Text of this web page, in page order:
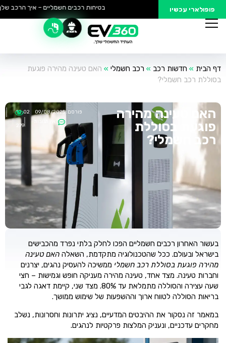
פופולארי עכשיו בטיחות רכבים חשמליים – איך הרכב
דף הבית » חדשות רכב » רכב חשמלי » האם טעינה מהירה פוגעת
בסוללת רכב חשמלי?
האם טעינה מהירה
פוגעת בסוללת
רכב חשמלי?
פורסם:09/08/2025
10:02
279
בעשור האחרון רכבים חשמליים הפכו לחלק בלתי נפרד מהכבישים
בישראל ובעולם. ככל שהטכנולוגיה מתקדמת, השאלה האם טעינה
מהירה פוגעת בסוללת רכב חשמלי ממשיכה להעסיק נהגים, יצרנים
וחברות טעינה. מצד אחד, טעינה מהירה מעניקה חופש וגמישות – חצי
שעה עצירה והסוללה מתמלאת עד 80%. מצד שני, קיימת דאגה לגבי
בריאות הסוללה לטווח ארוך וההשפעות של שימוש ממושך.
במאמר זה נסקור את ההיבטים המדעיים, נציג יתרונות וחסרונות, נשלב
מחקרים עדכניים, ונעניק המלצות פרקטיות לנהגים.